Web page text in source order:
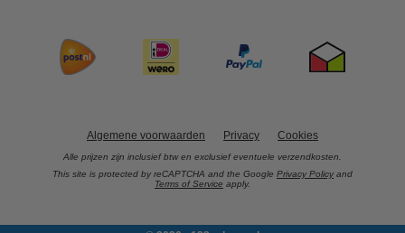
Algemene voorwaarden Privacy Cookies
Alle prijzen zijn inclusief btw en exclusief eventuele verzendkosten.
This site is protected by reCAPTCHA and the Google Privacy Policy and
Terms of Service apply.